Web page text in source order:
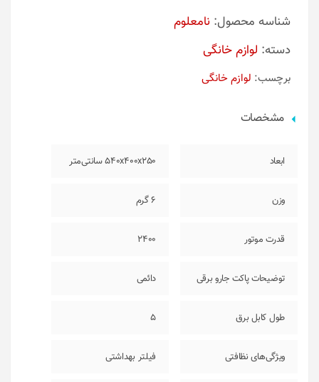
شناسه محصول: نامعلوم
دسته: لوازم خانگی
برچسب: لوازم خانگی
مشخصات
ابعاد 540x400x250 سانتی‌متر
وزن 6 گرم
قدرت موتور 2400
توضیحات پاکت جارو برقی دائمی
طول کابل برق 5
ویژگی‌های نظافتی فیلتر بهداشتی